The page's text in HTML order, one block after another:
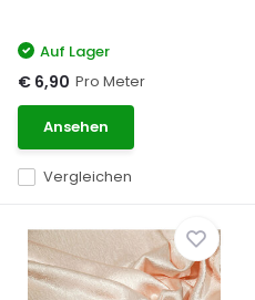
Vergleichen
Auf Lager
€ 6,90 Pro Meter
Ansehen